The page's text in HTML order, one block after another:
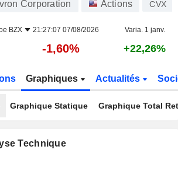
Corporation Actions CVX
BZX 21:27:07 07/08/2026 Varia. 1 janv.
-1,60% +22,26%
Graphiques Actualités
Graphique Statique Graphique Total
Technique